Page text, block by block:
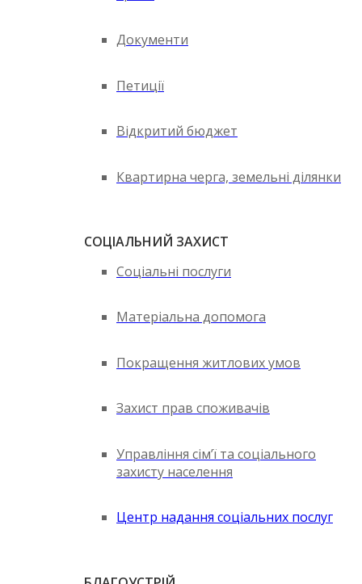
Документи
Петиції
Відкритий бюджет
Квартирна черга, земельні ділянки
СОЦІАЛЬНИЙ ЗАХИСТ
Соціальні послуги
Матеріальна допомога
Покращення житлових умов
Захист прав споживачів
Управління сім’ї та соціального
захисту населення
Центр надання соціальних послуг